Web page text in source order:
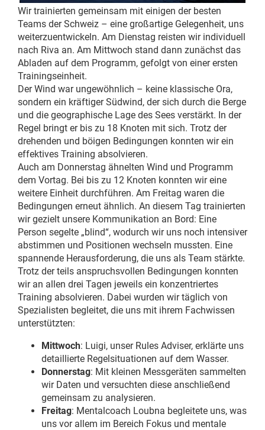
Wir trainierten gemeinsam mit einigen der besten
Teams der Schweiz – eine großartige Gelegenheit, uns
weiterzuentwickeln. Am Dienstag reisten wir individuell
nach Riva an. Am Mittwoch stand dann zunächst das
Abladen auf dem Programm, gefolgt von einer ersten
Trainingseinheit.
Der Wind war ungewöhnlich – keine klassische Ora,
sondern ein kräftiger Südwind, der sich durch die Berge
und die geographische Lage des Sees verstärkt. In der
Regel bringt er bis zu 18 Knoten mit sich. Trotz der
drehenden und böigen Bedingungen konnten wir ein
effektives Training absolvieren.
Auch am Donnerstag ähnelten Wind und Programm
dem Vortag. Bei bis zu 12 Knoten konnten wir eine
weitere Einheit durchführen. Am Freitag waren die
Bedingungen erneut ähnlich. An diesem Tag trainierten
wir gezielt unsere Kommunikation an Bord: Eine
Person segelte „blind“, wodurch wir uns noch intensiver
abstimmen und Positionen wechseln mussten. Eine
spannende Herausforderung, die uns als Team stärkte.
Trotz der teils anspruchsvollen Bedingungen konnten
wir an allen drei Tagen jeweils ein konzentriertes
Training absolvieren. Dabei wurden wir täglich von
Spezialisten begleitet, die uns mit ihrem Fachwissen
unterstützten:
Mittwoch: Luigi, unser Rules Adviser, erklärte uns
detaillierte Regelsituationen auf dem Wasser.
Donnerstag: Mit kleinen Messgeräten sammelten
wir Daten und versuchten diese anschließend
gemeinsam zu analysieren.
Freitag: Mentalcoach Loubna begleitete uns, was
uns vor allem im Bereich Fokus und mentale